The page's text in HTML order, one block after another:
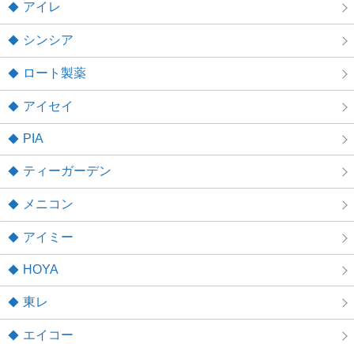
アイレ
シンシア
ロート製薬
アイセイ
PIA
ティーガーデン
メニコン
アイミー
HOYA
東レ
エイコー